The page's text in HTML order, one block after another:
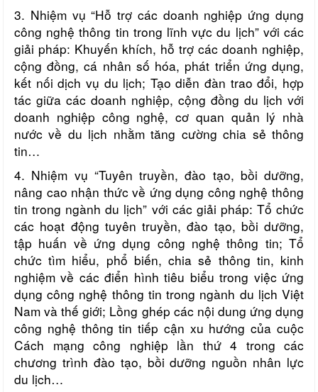
3. Nhiệm vụ “Hỗ trợ các doanh nghiệp ứng dụng
công nghệ thông tin trong lĩnh vực du lịch” với các
giải pháp: Khuyến khích, hỗ trợ các doanh nghiệp,
cộng đồng, cá nhân số hóa, phát triển ứng dụng,
kết nối dịch vụ du lịch; Tạo diễn đàn trao đổi, hợp
tác giữa các doanh nghiệp, cộng đồng du lịch với
doanh nghiệp công nghệ, cơ quan quản lý nhà
nước về du lịch nhằm tăng cường chia sẻ thông
tin…
4. Nhiệm vụ “Tuyên truyền, đào tạo, bồi dưỡng,
nâng cao nhận thức về ứng dụng công nghệ thông
tin trong ngành du lịch” với các giải pháp: Tổ chức
các hoạt động tuyên truyền, đào tạo, bồi dưỡng,
tập huấn về ứng dụng công nghệ thông tin;Tổ
chức tìm hiểu, phổ biến, chia sẻ thông tin, kinh
nghiệm về các điển hình tiêu biểu trong việc ứng
dụng công nghệ thông tin trong ngành du lịch Việt
Nam và thế giới; Lồng ghép các nội dung ứng dụng
công nghệ thông tin tiếp cận xu hướng của cuộc
Cách mạng công nghiệp lần thứ 4 trong các
chương trình đào tạo, bồi dưỡng nguồn nhân lực
du lịch…